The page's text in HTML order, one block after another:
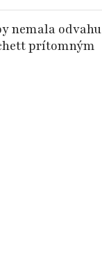
nemala odvahu
prítomným